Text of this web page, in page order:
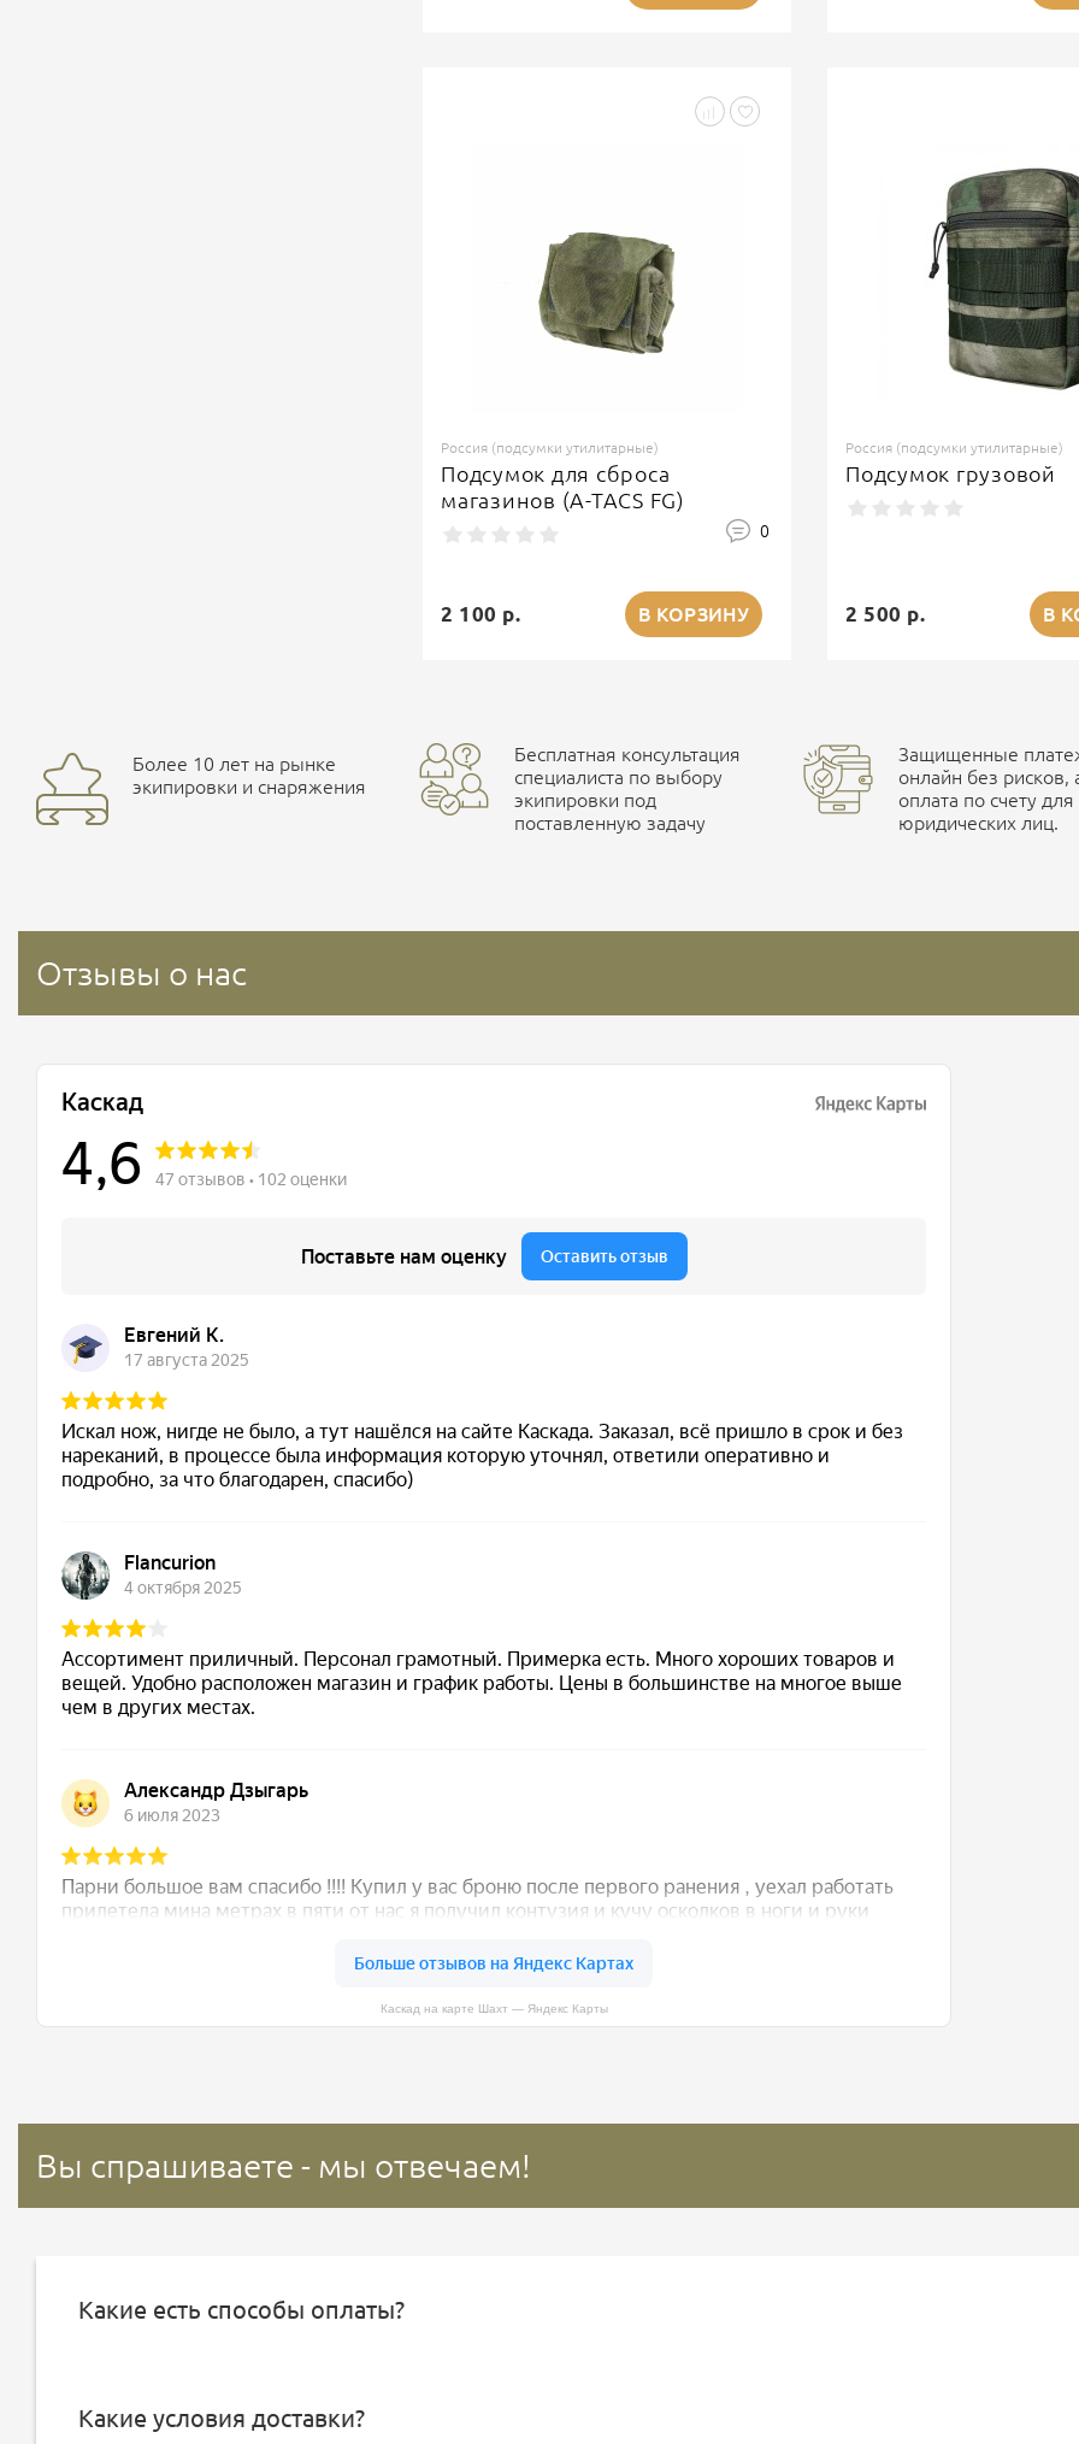
Россия (подсумки утилитарные)
Подсумок для сброса
магазинов (A-TACS FG)
0
2 100 р. В КОРЗИНУ
Россия (подсумки утилитарные)
Подсумок грузовой
2 500 р. В
Более 10 лет на рынке
экипировки и снаряжения
Бесплатная консультация
специалиста по выбору
экипировки под
поставленную задачу
Защищенные
онлайн без рисков,
оплата по счету для
юридических лиц.
Отзывы о нас
Каскад на карте Шахт — Яндекс Карты
Вы спрашиваете - мы отвечаем!
Какие есть способы оплаты?
Какие условия доставки?